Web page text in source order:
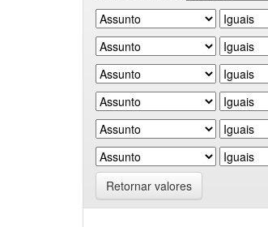
Retornar valores